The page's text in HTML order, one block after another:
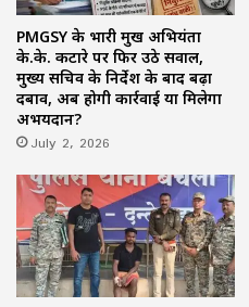
PMGSY के प्रभारी प्रमुख अभियंता
के.के. कटारे पर फिर उठे सवाल,
मुख्य सचिव के निर्देश के बाद बढ़ा
दबाव, अब होगी कार्रवाई या मिलेगा
अभयदान?
July 2, 2026